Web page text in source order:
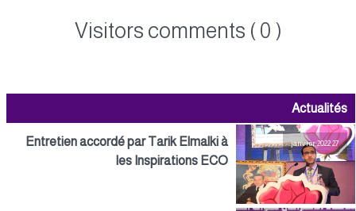
Visitors comments ( 0 )
Actualités
27 janvier 2022
Entretien accordé par Tarik Elmalki à
les Inspirations ECO